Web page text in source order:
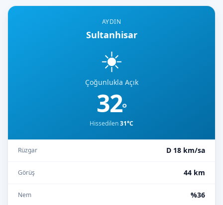
AYDIN
Sultanhisar
☀️
Çoğunlukla Açık
32°
Hissedilen31°C
Rüzgar D 18 km/sa
Görüş 44 km
Nem %36